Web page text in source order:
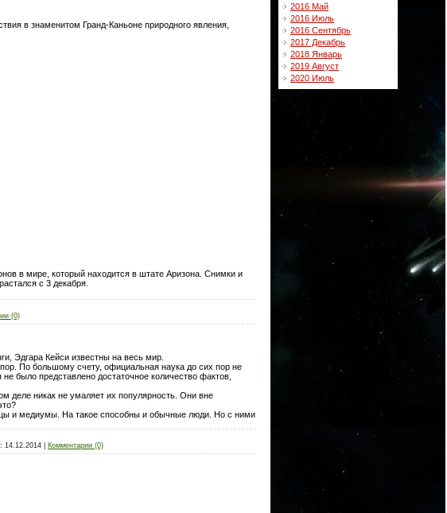
в знаменитом Гранд-Каньоне природного явления,
в мире, который находится в штате Аризона. Снимки и
с 3 декабря.
(0)
Эдгара Кейси известны на весь мир.
По большому счету, официальная наука до сих пор не
было представлено достаточное количество фактов,
деле никак не умаляет их популярность. Они вне
и медиумы. На такое способны и обычные люди. Но с ними
14.12.2014 Комментарии (0)
2016 Май
2016 Июль
2016 Сентябрь
2017 Декабрь
2018 Январь
2019 Август
2020 Июль